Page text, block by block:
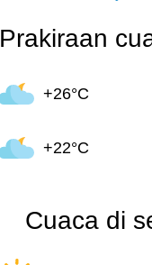
Prakiraan
+26°C
+22°C
Cuaca di